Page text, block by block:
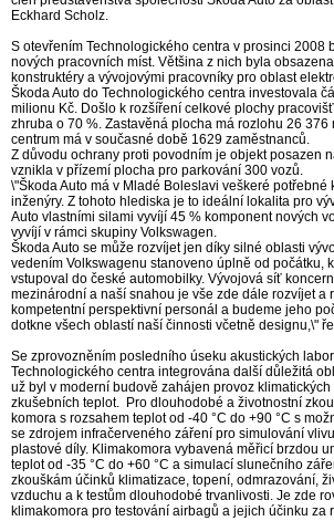
Eckhard Scholz.
S otevřením Technologického centra v prosinci 2008
nových pracovních míst. Většina z nich byla
konstruktéry a vývojovými pracovníky pro oblast
Škoda Auto do Technologického centra investovala
milionu Kč. Došlo k rozšíření celkové plochy
zhruba o 70 %. Zastavěná plocha má rozlohu 26 376
centrum má v současné době 1629 zaměstnanců.
Z důvodu ochrany proti povodním je objekt posazen
vznikla v přízemí plocha pro parkování 300 vozů.
\"Škoda Auto má v Mladé Boleslavi veškeré potřebné
inženýry. Z tohoto hlediska je to ideální lokalita pro
Auto vlastními silami vyvíjí 45 % komponent nových
vyvíjí v rámci skupiny Volkswagen.
Škoda Auto se může rozvíjet jen díky silné oblasti
vedením Volkswagenu stanoveno úplně od počátku,
vstupoval do české automobilky. Vývojová síť
mezinárodní a naší snahou je vše zde dále rozvíjet a
kompetentní perspektivní personál a budeme jeho
dotkne všech oblastí naší činnosti včetně designu,\"
Se zprovozněním posledního úseku akustických
Technologického centra integrována další důležitá
už byl v moderní budově zahájen provoz
zkušebních teplot. Pro dlouhodobé a životnostní
komora s rozsahem teplot od -40 °C do +90 °C s
se zdrojem infračerveného záření pro simulování
plastové díly. Klimakomora vybavená měřicí brzdou
teplot od -35 °C do +60 °C a simulací slunečního
zkouškám účinků klimatizace, topení, odmrazování,
vzduchu a k testům dlouhodobé trvanlivosti. Je zde
klimakomora pro testování airbagů a jejich účinku za